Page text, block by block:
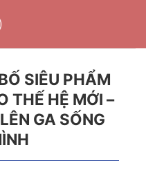
SIÊU PHẨM
THẾ HỆ MỚI –
GA SỐNG